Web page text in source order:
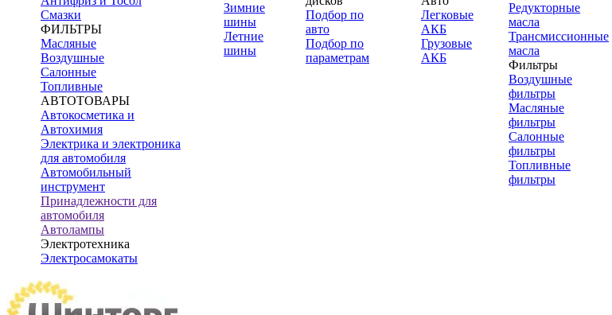
Смазки
ФИЛЬТРЫ
Масляные
Воздушные
Салонные
Топливные
АВТОТОВАРЫ
Автокосметика и
Автохимия
Электрика и электроника
для автомобиля
Автомобильный
инструмент
Принадлежности для
автомобиля
Автолампы
Электротехника
Электросамокаты
Зимние
шины
Летние
шины
Подбор по
авто
Подбор по
параметрам
Легковые
АКБ
Грузовые
АКБ
Редукторные
масла
Трансмиссионные
масла
Фильтры
Воздушные
фильтры
Масляные
фильтры
Салонные
фильтры
Топливные
фильтры